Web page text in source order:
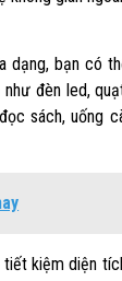
dạng, bạn có
đèn led,
sách, uống
kiệm diện